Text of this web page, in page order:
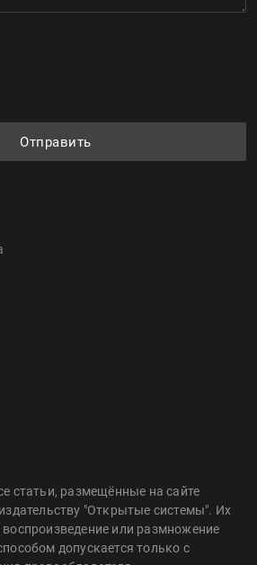
Отправить
статьи, размещённые на сайте
"Открытые системы". Их
или размножение
допускается только с